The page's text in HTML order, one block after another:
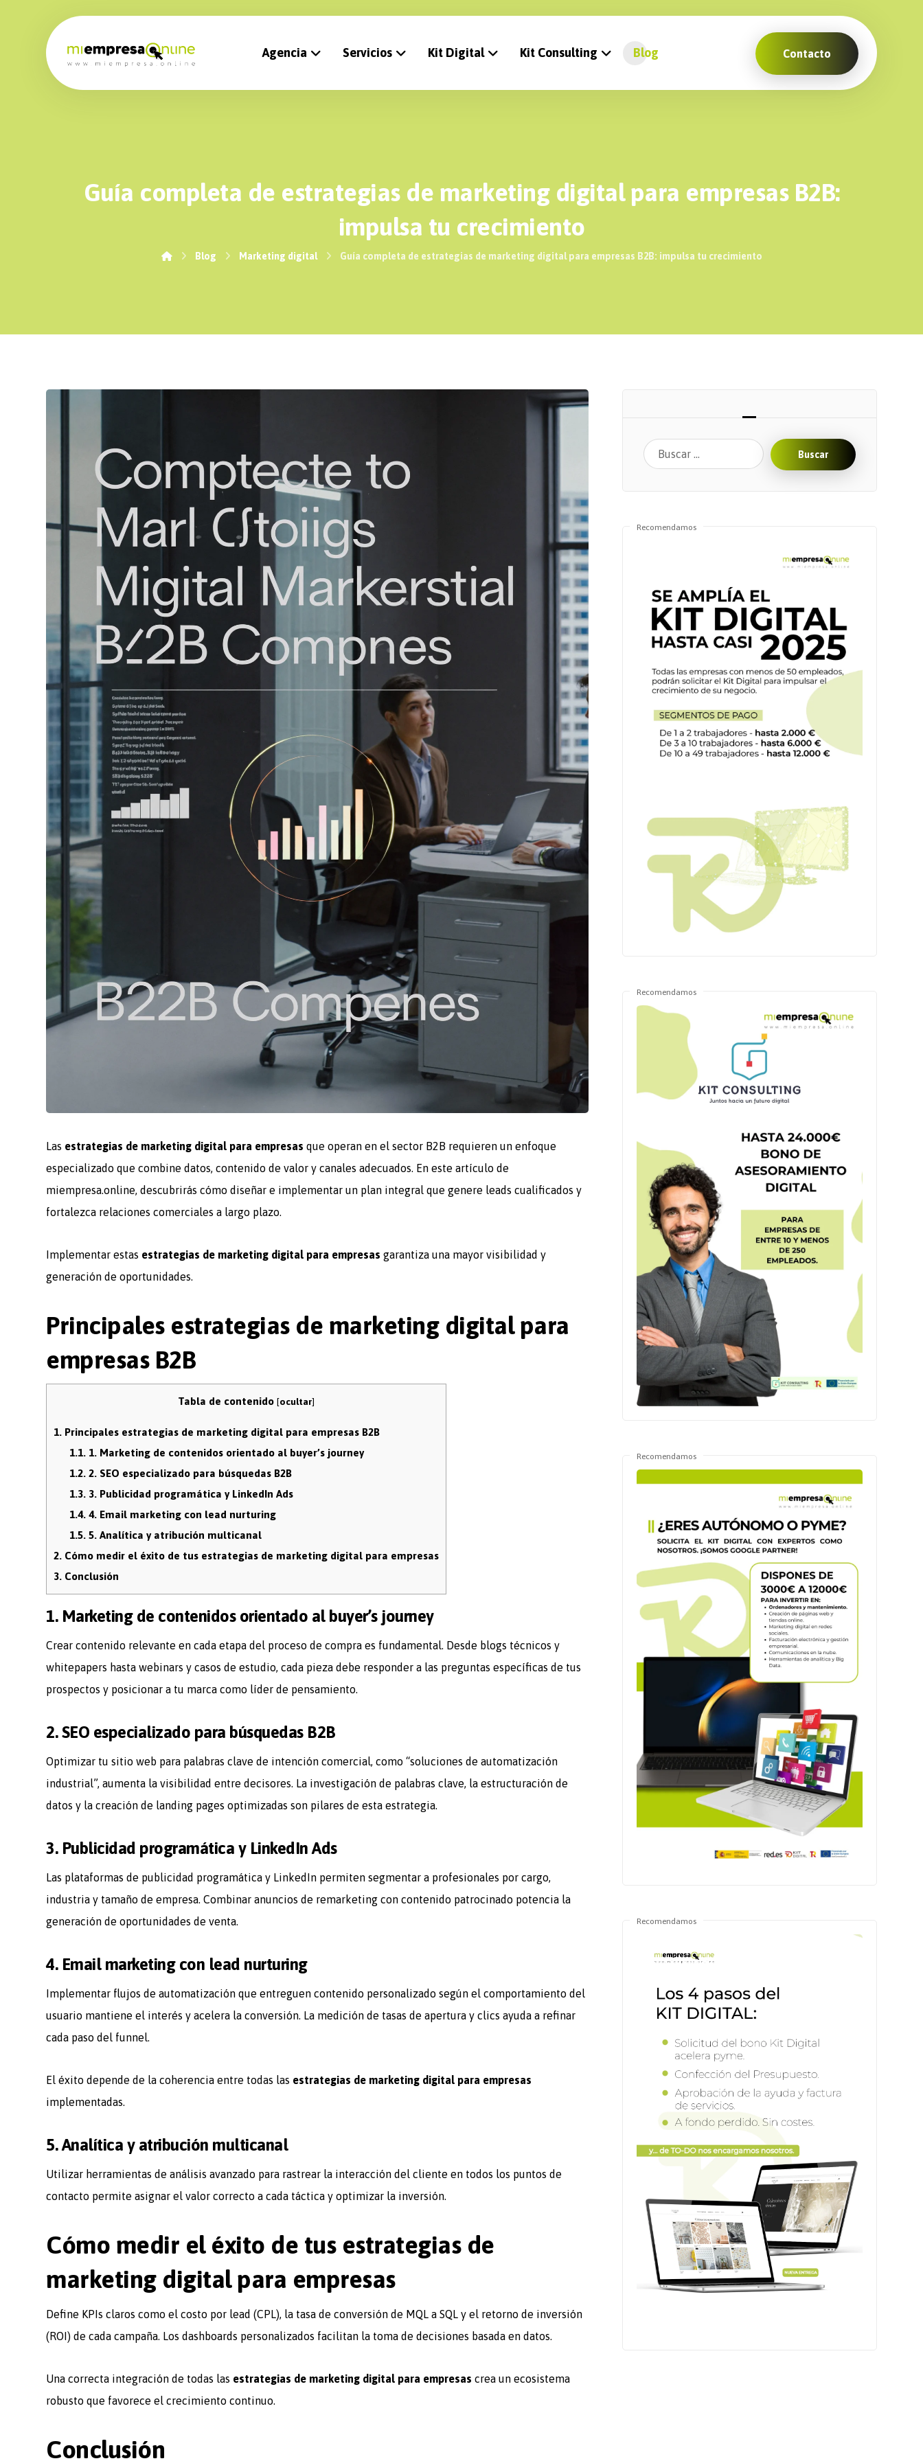
Agencia Servicios Kit Digital Kit Consulting Blog Contacto
Guía completa de estrategias de marketing digital para empresas B2B:
impulsa tu crecimiento
Blog Marketing digital Guía completa de estrategias de marketing digital para empresas B2B: impulsa tu crecimiento
Las estrategias de marketing digital para empresas que operan en el sector B2B requieren un enfoque
especializado que combine datos, contenido de valor y canales adecuados. En este artículo de
miempresa.online, descubrirás cómo diseñar e implementar un plan integral que genere leads cualificados y
fortalezca relaciones comerciales a largo plazo.
Implementar estas estrategias de marketing digital para empresas garantiza una mayor visibilidad y
generación de oportunidades.
Principales estrategias de marketing digital para
empresas B2B
Tabla de contenido [ocultar]
1. Principales estrategias de marketing digital para empresas B2B
1.1. 1. Marketing de contenidos orientado al buyer’s journey
1.2. 2. SEO especializado para búsquedas B2B
1.3. 3. Publicidad programática y LinkedIn Ads
1.4. 4. Email marketing con lead nurturing
1.5. 5. Analítica y atribución multicanal
2. Cómo medir el éxito de tus estrategias de marketing digital para empresas
3. Conclusión
1. Marketing de contenidos orientado al buyer’s journey
Crear contenido relevante en cada etapa del proceso de compra es fundamental. Desde blogs técnicos y
whitepapers hasta webinars y casos de estudio, cada pieza debe responder a las preguntas específicas de tus
prospectos y posicionar a tu marca como líder de pensamiento.
2. SEO especializado para búsquedas B2B
Optimizar tu sitio web para palabras clave de intención comercial, como “soluciones de automatización
industrial”, aumenta la visibilidad entre decisores. La investigación de palabras clave, la estructuración de
datos y la creación de landing pages optimizadas son pilares de esta estrategia.
3. Publicidad programática y LinkedIn Ads
Las plataformas de publicidad programática y LinkedIn permiten segmentar a profesionales por cargo,
industria y tamaño de empresa. Combinar anuncios de remarketing con contenido patrocinado potencia la
generación de oportunidades de venta.
4. Email marketing con lead nurturing
Implementar flujos de automatización que entreguen contenido personalizado según el comportamiento del
usuario mantiene el interés y acelera la conversión. La medición de tasas de apertura y clics ayuda a refinar
cada paso del funnel.
El éxito depende de la coherencia entre todas las estrategias de marketing digital para empresas
implementadas.
5. Analítica y atribución multicanal
Utilizar herramientas de análisis avanzado para rastrear la interacción del cliente en todos los puntos de
contacto permite asignar el valor correcto a cada táctica y optimizar la inversión.
Cómo medir el éxito de tus estrategias de
marketing digital para empresas
Define KPIs claros como el costo por lead (CPL), la tasa de conversión de MQL a SQL y el retorno de inversión
(ROI) de cada campaña. Los dashboards personalizados facilitan la toma de decisiones basada en datos.
Una correcta integración de todas las estrategias de marketing digital para empresas crea un ecosistema
robusto que favorece el crecimiento continuo.
Conclusión
Buscar
Recomendamos
Recomendamos
Recomendamos
Recomendamos